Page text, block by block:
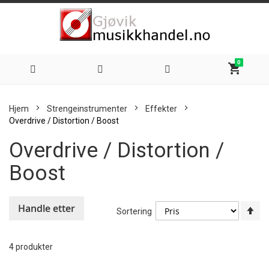
shopping_cart
0
innhold
Hjem Strengeinstrumenter
Effekter
Overdrive / Distortion / Boost
Overdrive / Distortion /
Boost
4produkter
Sortering
Handle etter